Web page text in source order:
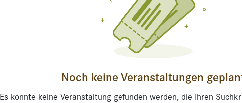
Noch keine Veranstaltungen
Es konnte keine Veranstaltung gefunden werden, die Ihren